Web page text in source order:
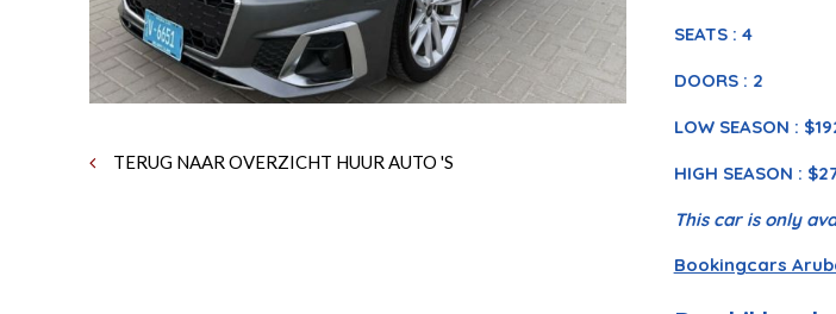
TERUG NAAR OVERZICHT HUUR AUTO 'S
SEATS : 4
DOORS : 2
LOW SEASON :
HIGH SEASON :
This car is only
Bookingcars